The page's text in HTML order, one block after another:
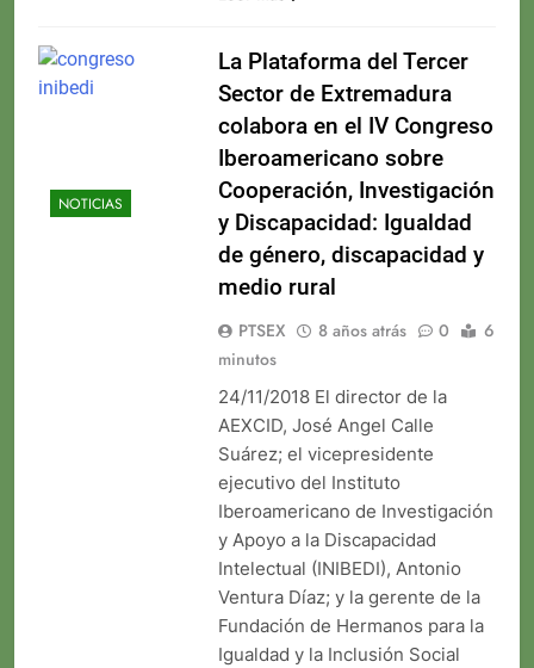
NOTICIAS
La Plataforma del Tercer
Sector de Extremadura
colabora en el IV Congreso
Iberoamericano sobre
Cooperación, Investigación
y Discapacidad: Igualdad
de género, discapacidad y
medio rural
PTSEX 8 años atrás 0
6
minutos
24/11/2018 El director de la
AEXCID, José Angel Calle
Suárez; el vicepresidente
ejecutivo del Instituto
Iberoamericano de Investigación
y Apoyo a la Discapacidad
Intelectual (INIBEDI), Antonio
Ventura Díaz; y la gerente de la
Fundación de Hermanos para la
Igualdad y la Inclusión Social